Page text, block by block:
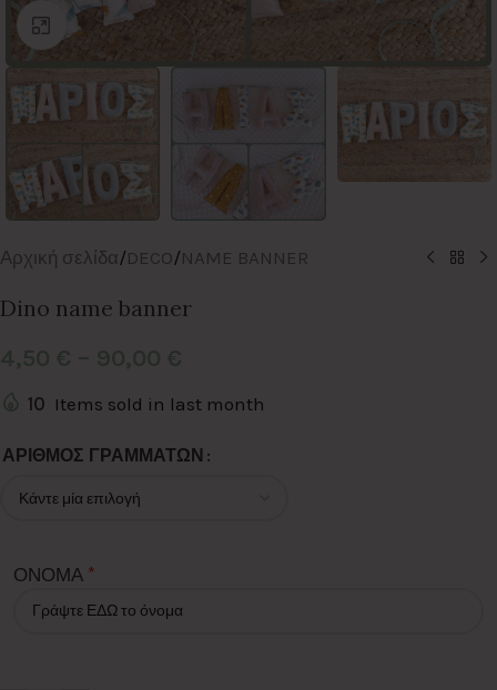
Click to enlarge
Αρχική σελίδα/DECO/NAME BANNER
Dino name banner
10 Items sold in last month
ΑΡΙΘΜΟΣ ΓΡΑΜΜΑΤΩΝ
ΟΝΟΜΑ *
Alternative: